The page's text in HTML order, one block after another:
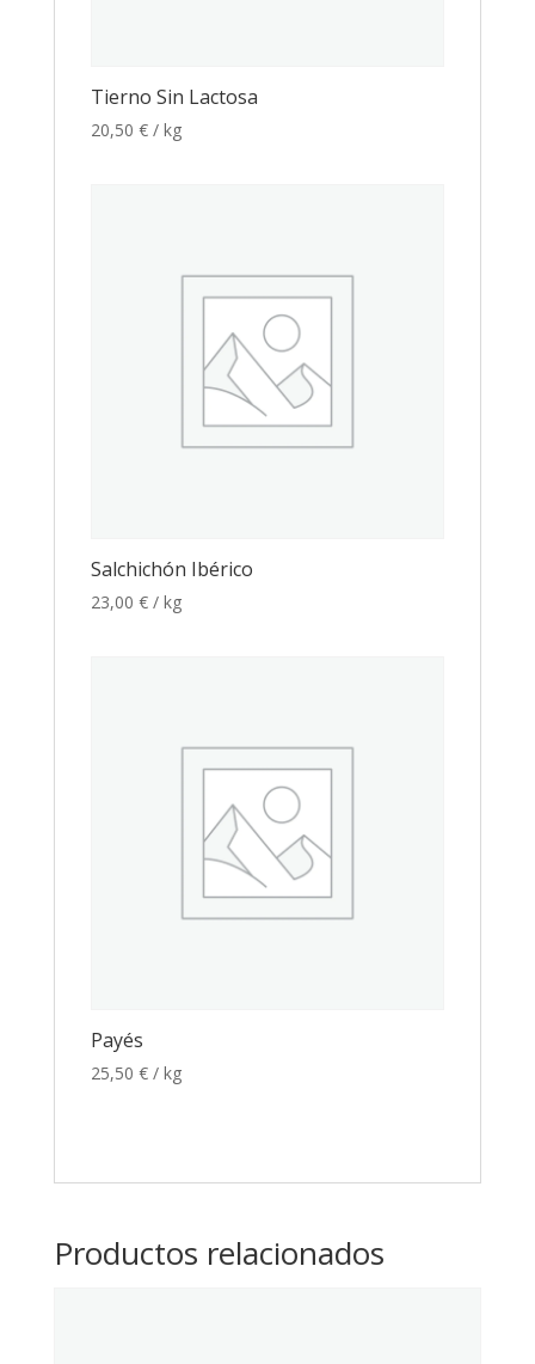
Tierno Sin Lactosa
20,50 € / kg
Salchichón Ibérico
23,00 € / kg
Payés
25,50 € / kg
Productos relacionados